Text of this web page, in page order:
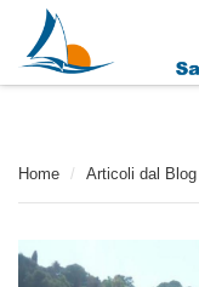
Home / Articoli dal Blog